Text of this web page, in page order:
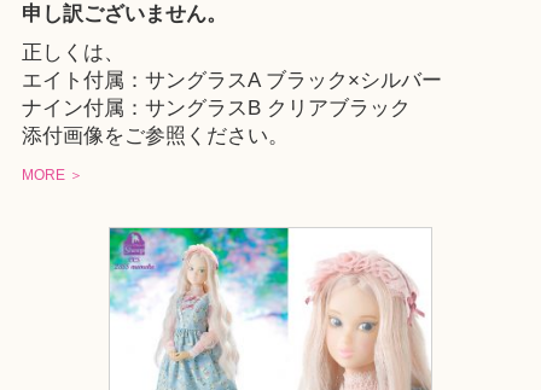
申し訳ございません。
正しくは、
エイト付属：サングラスA ブラック×シルバー
ナイン付属：サングラスB クリアブラック
添付画像をご参照ください。
MORE ＞